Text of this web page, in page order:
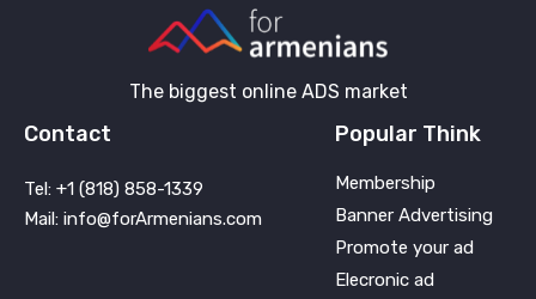
The biggest online ADS market
Contact
Tel: +1 (818) 858-1339
Mail: info@forArmenians.com
Popular Think
Membership
Banner Advertising
Promote your ad
Elecronic ad